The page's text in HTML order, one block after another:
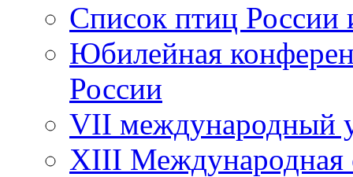
Список птиц России
Юбилейная
России
VII международный
XIII Международная